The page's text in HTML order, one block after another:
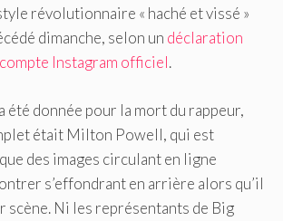
révolutionnaire « haché et vissé »
dimanche, selon un déclaration
Instagram officiel.
été donnée pour la mort du rappeur,
était Milton Powell, qui est
des images circulant en ligne
s’effondrant en arrière alors qu’il
scène. Ni les représentants de Big